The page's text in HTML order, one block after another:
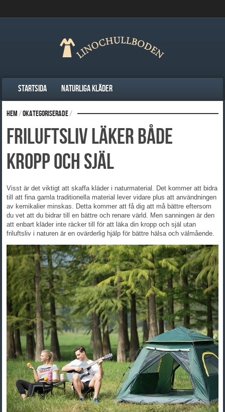
Startsida Naturliga kläder
Hem/Okategoriserade/
Friluftsliv läker både
kropp och själ
Visst är det viktigt att skaffa kläder i naturmaterial. Det kommer att bidra
till att fina gamla traditionella material lever vidare plus att användningen
av kemikalier minskas. Detta kommer att få dig att må bättre eftersom
du vet att du bidrar till en bättre och renare värld. Men sanningen är den
att enbart kläder inte räcker till för att läka din kropp och själ utan
friluftsliv i naturen är en ovärderlig hjälp för bättre hälsa och välmående.